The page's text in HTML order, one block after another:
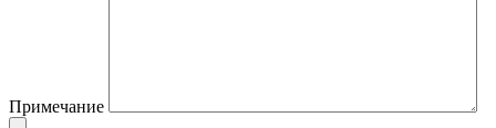
Примечание